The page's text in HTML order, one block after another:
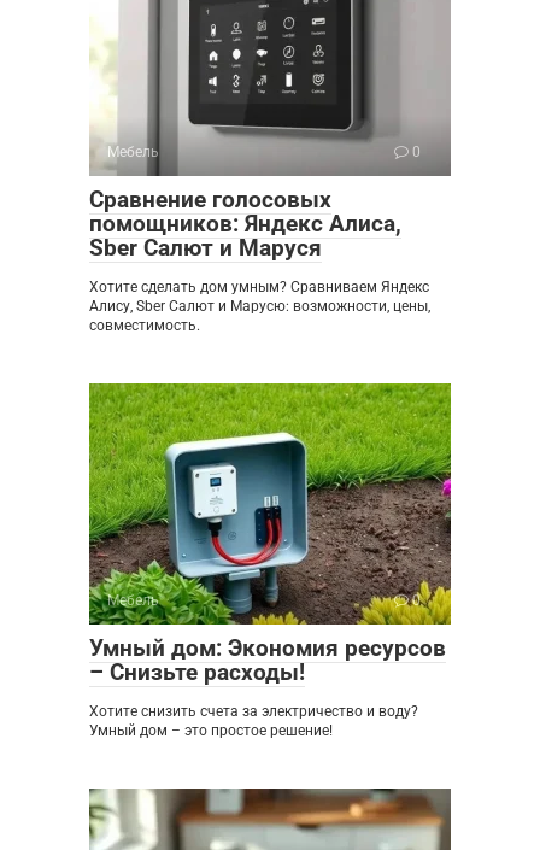
Мебель 0
Сравнение голосовых
помощников: Яндекс Алиса,
Sber Салют и Маруся
Хотите сделать дом умным? Сравниваем Яндекс
Алису, Sber Салют и Марусю: возможности, цены,
совместимость.
Мебель 0
Умный дом: Экономия ресурсов
– Снизьте расходы!
Хотите снизить счета за электричество и воду?
Умный дом – это простое решение!